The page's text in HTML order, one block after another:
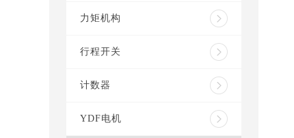
力矩机构
行程开关
计数器
YDF电机